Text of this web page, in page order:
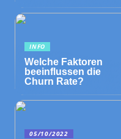
INFO
Welche Faktoren
beeinflussen die
Churn Rate?
05/10/2022